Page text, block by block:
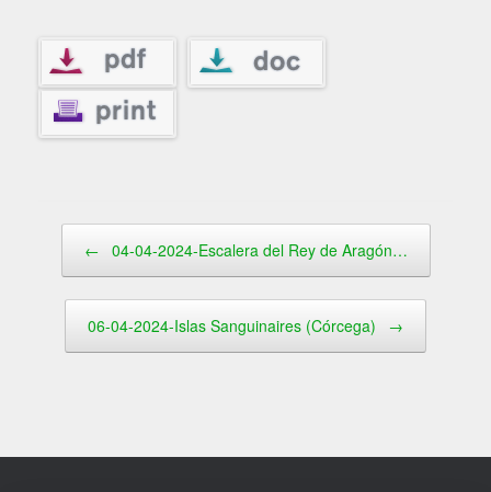
← 04-04-2024-Escalera del Rey de Aragón…
06-04-2024-Islas Sanguinaires (Córcega) →